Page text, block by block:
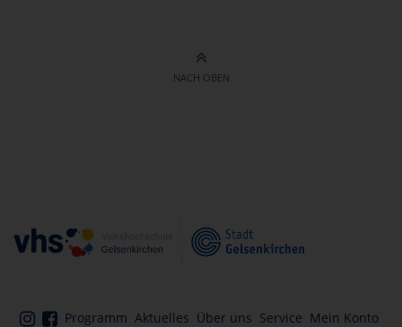
NACH OBEN
Programm Aktuelles Über uns Service Mein Konto